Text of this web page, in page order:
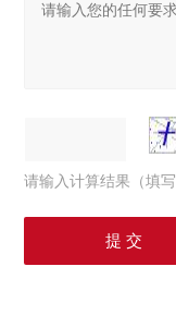
请输入计算结果（填